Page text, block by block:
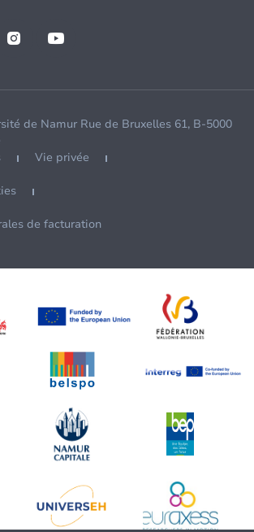
de Namur Rue de Bruxelles 61, B-5000
Vie privée
de facturation